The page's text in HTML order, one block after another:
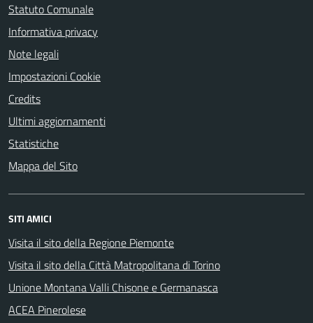
Statuto Comunale
Informativa privacy
Note legali
Impostazioni Cookie
Credits
Ultimi aggiornamenti
Statistiche
Mappa del Sito
SITI AMICI
Visita il sito della Regione Piemonte
Visita il sito della Città Matropolitana di Torino
Unione Montana Valli Chisone e Germanasca
ACEA Pinerolese